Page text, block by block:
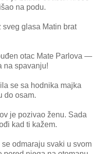
na podu.
glasa Matin brat
otac Mate Parlova —
na spavanju!
se sa hodnika majka
do osam.
je pozivao ženu. Sada
kad ti kažem.
odmaraju svaki u svom